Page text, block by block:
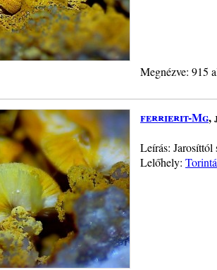
Megnézve: 915
ferrierit-Mg,
Leírás:
Lelőhely: